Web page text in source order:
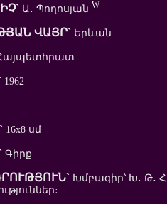
Ա․ ՊողոսյանW
ՎԱՅՐ` Երևան
1962
16x8 սմ
Գիրք
Խմբագիր՝ Խ․ Թ․